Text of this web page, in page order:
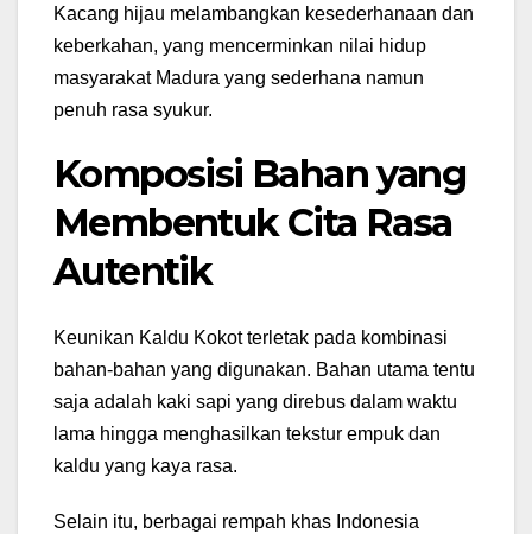
Kacang hijau melambangkan kesederhanaan dan
keberkahan, yang mencerminkan nilai hidup
masyarakat Madura yang sederhana namun
penuh rasa syukur.
Komposisi Bahan yang
Membentuk Cita Rasa
Autentik
Keunikan Kaldu Kokot terletak pada kombinasi
bahan-bahan yang digunakan. Bahan utama tentu
saja adalah kaki sapi yang direbus dalam waktu
lama hingga menghasilkan tekstur empuk dan
kaldu yang kaya rasa.
Selain itu, berbagai rempah khas Indonesia